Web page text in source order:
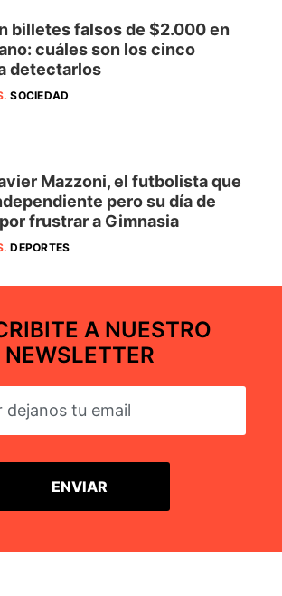
billetes falsos de $2.000 en
cuáles son los cinco
detectarlos
.SOCIEDAD
Mazzoni, el futbolista que
pero su día de
frustrar a Gimnasia
.DEPORTES
A NUESTRO
NEWSLETTER